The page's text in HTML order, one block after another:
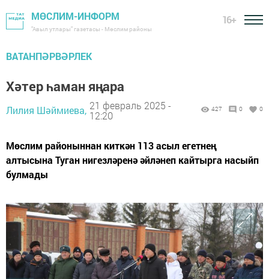
МӨСЛИМ-ИНФОРМ
"Авыл утлары" газетасы - Мөслим районы
16+
ВАТАНПӘРВӘРЛЕК
Хәтер һаман яңара
Лилия Шәймиева, 21 февраль 2025 -
12:20
427 0 0
Мөслим районыннан киткән 113 асыл егетнең
алтысына Туган нигезләренә әйләнеп кайтырга насыйп
булмады